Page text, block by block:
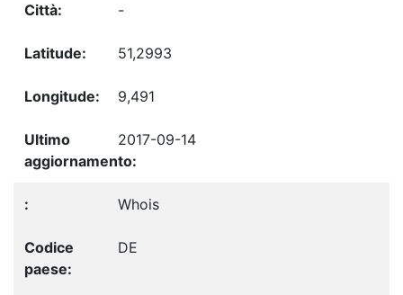
-
51,2993
9,491
2017-09-14
Whois
DE